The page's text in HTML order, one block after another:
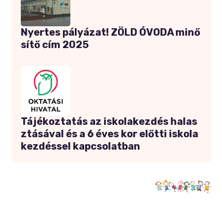
Nyertes pályázat! ZÖLD ÓVODA minő
sítő cím 2025
Tájékoztatás az iskolakezdés halas
ztásával és a 6 éves kor előtti iskola
kezdéssel kapcsolatban